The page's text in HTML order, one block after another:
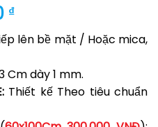
₫Giá
hiện
tại
199,000 ₫.
lên bề mặt / Hoặc mica,
Cm dày 1 mm.
Thiết kế Theo tiêu chuẩn